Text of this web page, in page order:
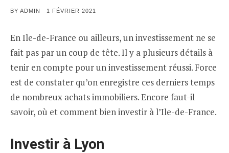
BY ADMIN
POSTED
1 FÉVRIER 2021
En Ile-de-France ou ailleurs, un investissement ne se
fait pas par un coup de tête. Il y a plusieurs détails à
tenir en compte pour un investissement réussi. Force
est de constater qu’on enregistre ces derniers temps
de nombreux achats immobiliers. Encore faut-il
savoir, où et comment bien investir à l’Ile-de-France.
Investir à Lyon